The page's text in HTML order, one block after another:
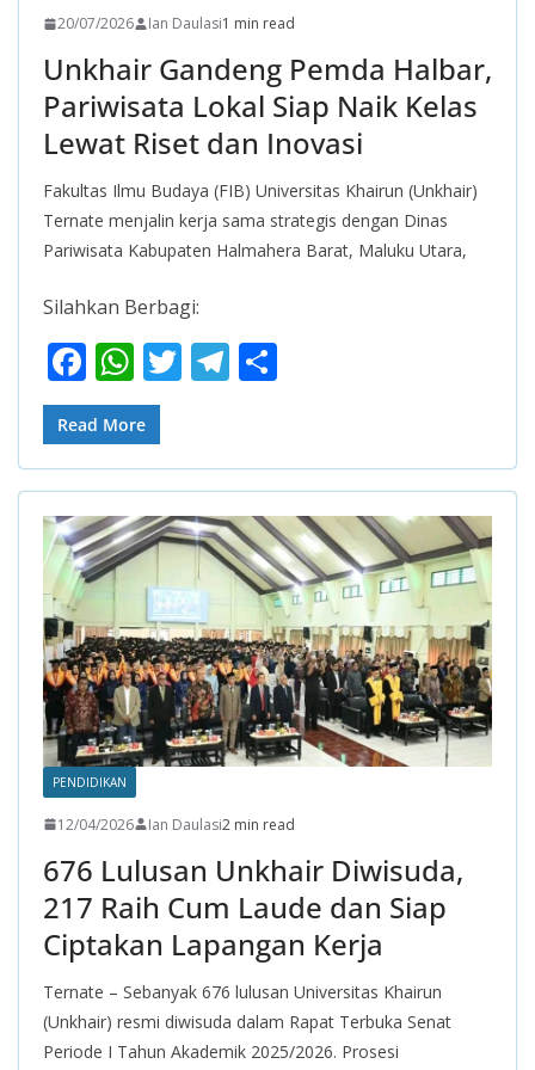
20/07/2026 Ian Daulasi1 min read
Unkhair Gandeng Pemda Halbar,
Pariwisata Lokal Siap Naik Kelas
Lewat Riset dan Inovasi
Fakultas Ilmu Budaya (FIB) Universitas Khairun (Unkhair)
Ternate menjalin kerja sama strategis dengan Dinas
Pariwisata Kabupaten Halmahera Barat, Maluku Utara,
Silahkan Berbagi:
F
ac
e
b
o
o
k
W
h
at
s
A
p
p
T
er
T
gr
a
m
e
Read More
PENDIDIKAN
12/04/2026 Ian Daulasi2 min read
676 Lulusan Unkhair Diwisuda,
217 Raih Cum Laude dan Siap
Ciptakan Lapangan Kerja
Ternate – Sebanyak 676 lulusan Universitas Khairun
(Unkhair) resmi diwisuda dalam Rapat Terbuka Senat
Periode I Tahun Akademik 2025/2026. Prosesi